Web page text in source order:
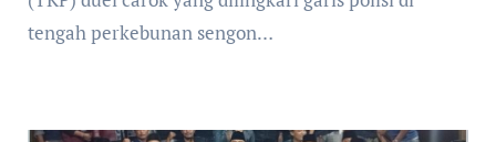
tengah perkebunan sengon…